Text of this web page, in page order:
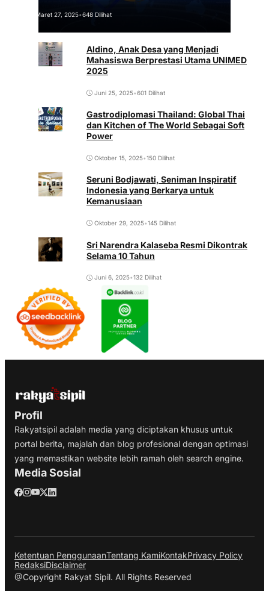
Maret 27, 2025•648 Dilihat
Aldino, Anak Desa yang Menjadi
Mahasiswa Berprestasi Utama UNIMED
2025
Juni 25, 2025•601 Dilihat
Gastrodiplomasi Thailand: Global Thai
dan Kitchen of The World Sebagai Soft
Power
Oktober 15, 2025•150 Dilihat
Seruni Bodjawati, Seniman Inspiratif
Indonesia yang Berkarya untuk
Kemanusiaan
Oktober 29, 2025•145 Dilihat
Sri Narendra Kalaseba Resmi Dikontrak
Selama 10 Tahun
Juni 6, 2025•132 Dilihat
Profil
Rakyatsipil adalah media yang diciptakan khusus untuk
portal berita, majalah dan blog profesional dengan optimasi
yang memastikan website lebih ramah oleh search engine.
Media Sosial
Ketentuan PenggunaanTentang KamiKontakPrivacy Policy
RedaksiDisclaimer
@Copyright Rakyat Sipil. All Rights Reserved